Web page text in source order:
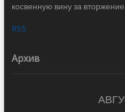
косвенную вину за
RSS
Архив